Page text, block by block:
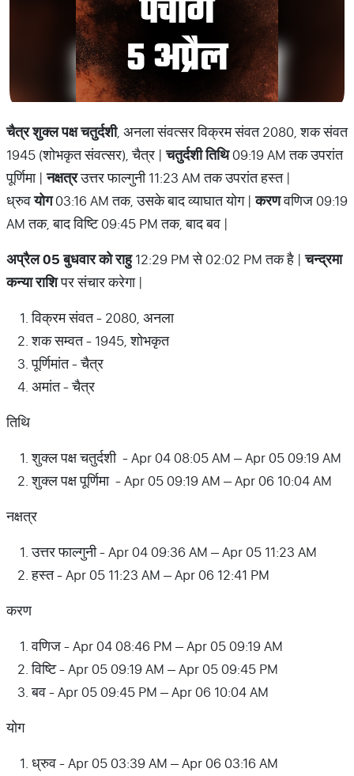
चैत्र शुक्ल पक्ष चतुर्दशी, अनला संवत्सर विक्रम संवत 2080, शक संवत
1945 (शोभकृत संवत्सर), चैत्र |चतुर्दशी तिथि09:19 AM तक उपरांत
पूर्णिमा |नक्षत्रउत्तर फाल्गुनी 11:23 AM तक उपरांत हस्त |
ध्रुवयोग03:16 AM तक, उसके बाद व्याघात योग |करणवणिज 09:19
AM तक, बाद विष्टि 09:45 PM तक, बाद बव |
अप्रैल 05 बुधवार को राहु12:29 PM से 02:02 PM तक है |चन्द्रमा
कन्या राशिपर संचार करेगा |
विक्रम संवत - 2080, अनला
शक सम्वत - 1945, शोभकृत
पूर्णिमांत - चैत्र
अमांत - चैत्र
तिथि
शुक्ल पक्ष चतुर्दशी - Apr 04 08:05 AM – Apr 05 09:19 AM
शुक्ल पक्ष पूर्णिमा - Apr 05 09:19 AM – Apr 06 10:04 AM
नक्षत्र
उत्तर फाल्गुनी - Apr 04 09:36 AM – Apr 05 11:23 AM
हस्त - Apr 05 11:23 AM – Apr 06 12:41 PM
करण
वणिज - Apr 04 08:46 PM – Apr 05 09:19 AM
विष्टि - Apr 05 09:19 AM – Apr 05 09:45 PM
बव - Apr 05 09:45 PM – Apr 06 10:04 AM
योग
ध्रुव - Apr 05 03:39 AM – Apr 06 03:16 AM